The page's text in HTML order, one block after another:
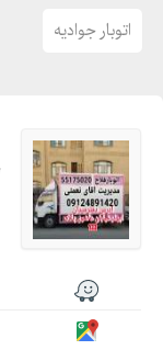
اتوبار جوادیه